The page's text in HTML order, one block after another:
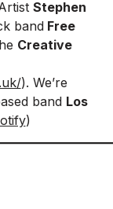
Stephen
bandFree
Creative
). We’re
band Los
)